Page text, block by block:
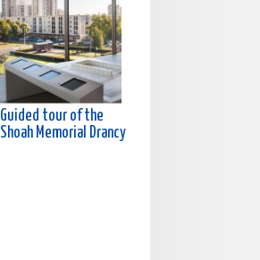
Guided tour of the
Shoah Memorial Drancy